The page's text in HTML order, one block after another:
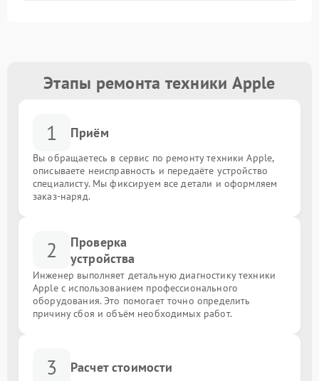
Этапы ремонта техники Apple
1 Приём
Вы обращаетесь в сервис по ремонту техники Apple,
описываете неисправность и передаёте устройство
специалисту. Мы фиксируем все детали и оформляем
заказ-наряд.
2
Проверка
устройства
Инженер выполняет детальную диагностику техники
Apple с использованием профессионального
оборудования. Это помогает точно определить
причину сбоя и объём необходимых работ.
3 Расчет стоимости